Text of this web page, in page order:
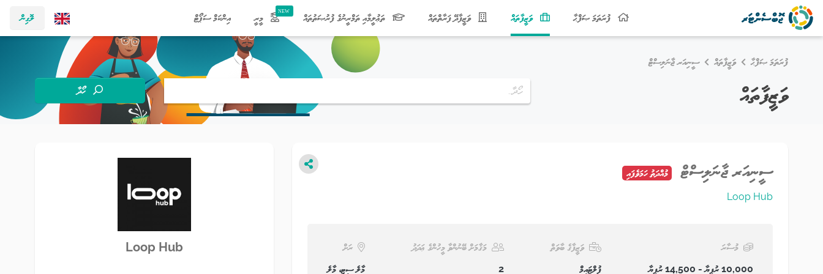
ލޮގިން ފުރަތަމަ ޞަފްޙާ ވަޒީފާތައް
(current) ވަޒީފާދޭ ފަރާތްތައް ތަޢުލީމާއި ތަމްރީނުގެ ފުރުޞަތުތައް މީރީ އިންކަމް ސަޕޯޓް
ފުރަތަމަ ޞަފްޙާ ވަޒީފާތައް ސީނިއަރ ޖާނަލިސްޓް
ވަޒީފާތައް ހޯދާ
ސީނިއަރ ޖާނަލިސްޓް މުއްދަތު ހަމަވެފައި
Loop Hub
މުސާރަ
10,000 ރުފިޔާ - 14,500 ރުފިޔާ
ވަޒީފާގެ ބާވަތް
ފުލްޓައިމް
މަޤާމަށް ބޭނުންވާ މީހުންގެ ޢަދަދު
2
ރަށް
މާލެ ސިޓީ، މާލެ
Loop Hub